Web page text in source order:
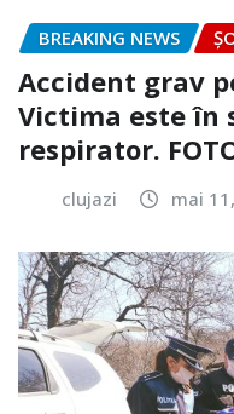
BREAKING NEWS
Accident grav
Victima este în
respirator.
clujazi mai